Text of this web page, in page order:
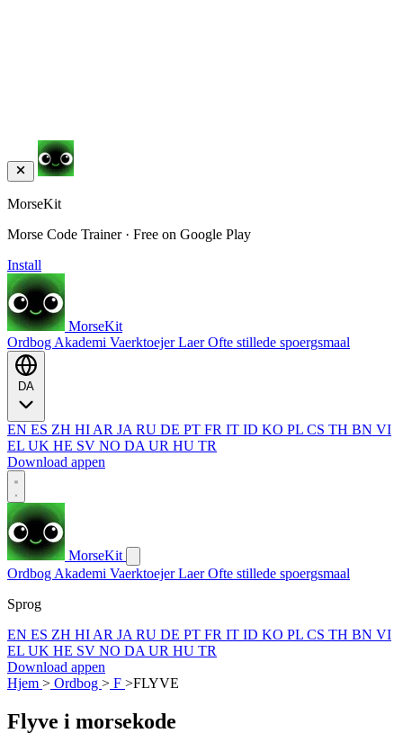
MorseKit
Morse Code Trainer · Free on Google Play
Install
MorseKit
Ordbog Akademi VaerktoejerLaerOfte stillede spoergsmaal
EN ES ZH HI AR JA RU DE PT FR IT ID KO PL CS TH BN VI
EL UK HE SV NO DA UR HU TR
Download appen
MorseKit
Ordbog Akademi VaerktoejerLaerOfte stillede spoergsmaal
Sprog
EN ES ZH HI AR JA RU DE PT FR IT ID KO PL CS TH BN VI
EL UK HE SV NO DA UR HU TR
Download appen
Hjem > Ordbog > F >FLYVE
Flyve i morsekode